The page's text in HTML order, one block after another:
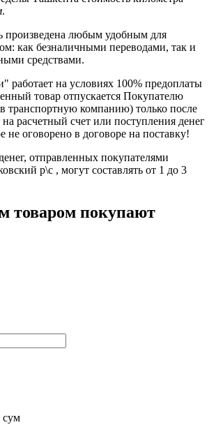
.
произведена любым удобным для
как безналичными переводами, так и
средствами.
на условиях 100% предоплаты
товар отпускается Покупателю
транспортную компанию) только после
расчетный счет или поступления денег
не оговорено в договоре на поставку!
отправленных покупателями
р\с , могут составлять от 1 до 3
товаром покупают
сум